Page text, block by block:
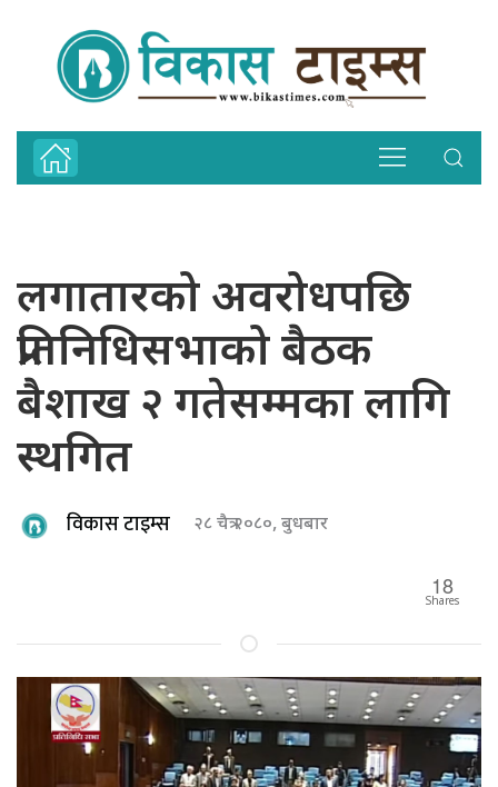
लगातारको अवरोधपछि
प्रतिनिधिसभाको बैठक
बैशाख २ गतेसम्मका लागि
स्थगित
विकास टाइम्स २८ चैत्र २०८०, बुधबार
18
Shares